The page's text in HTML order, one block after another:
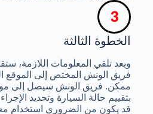
الخطوة الثالثة
وبعد تلقي المعلومات اللازمة،
فريق الونش المختص إلى
ممكن. فريق الونش سيصل إلى
بتقييم حالة السيارة وتحديد
قد يكون من الضروري استخدام